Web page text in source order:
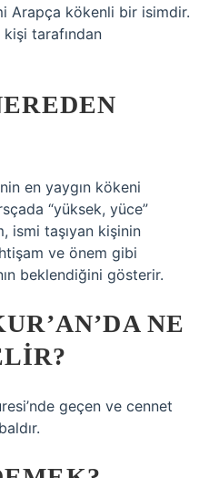
Arapça kökenli bir isimdir.
kişi tarafından
en yaygın kökeni
“yüksek, yüce”
ismi taşıyan kişinin
ve önem gibi
beklendiğini gösterir.
NE
geçen ve cennet